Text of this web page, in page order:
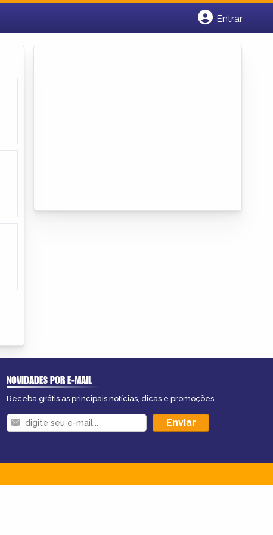
Entrar
NOVIDADES POR E-MAIL
Receba grátis as principais notícias, dicas e promoções